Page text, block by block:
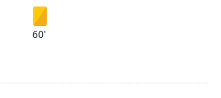
Gult kort
60'